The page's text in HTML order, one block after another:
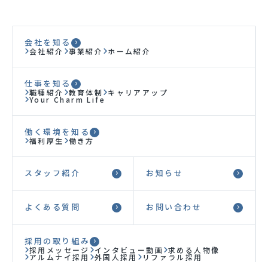
お知らせ
よくある質問
お問い合わせ
プライバシーポリシー
会社を知る
会社紹介 事業紹介 ホーム紹介
仕事を知る
職種紹介 教育体制 キャリアアップ
Your Charm Life
働く環境を知る
福利厚生 働き方
スタッフ紹介 お知らせ
よくある質問 お問い合わせ
採用の取り組み
採用メッセージ インタビュー動画 求める人物像
アルムナイ採用 外国人採用 リファラル採用